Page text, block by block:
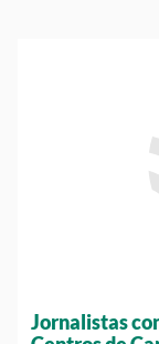
Jornalistas